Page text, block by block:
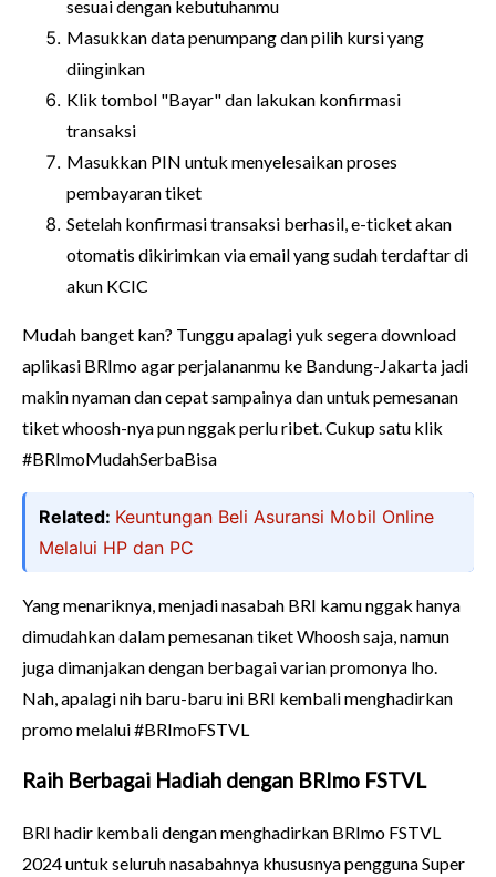
sesuai dengan kebutuhanmu
Masukkan data penumpang dan pilih kursi yang
diinginkan
Klik tombol "Bayar" dan lakukan konfirmasi
transaksi
Masukkan PIN untuk menyelesaikan proses
pembayaran tiket
Setelah konfirmasi transaksi berhasil, e-ticket akan
otomatis dikirimkan via email yang sudah terdaftar di
akun KCIC
Mudah banget kan? Tunggu apalagi yuk segera download
aplikasi BRImo agar perjalananmu ke Bandung-Jakarta jadi
makin nyaman dan cepat sampainya dan untuk pemesanan
tiket whoosh-nya pun nggak perlu ribet. Cukup satu klik
#BRImoMudahSerbaBisa
Related: Keuntungan Beli Asuransi Mobil Online
Melalui HP dan PC
Yang menariknya, menjadi nasabah BRI kamu nggak hanya
dimudahkan dalam pemesanan tiket Whoosh saja, namun
juga dimanjakan dengan berbagai varian promonya lho.
Nah, apalagi nih baru-baru ini BRI kembali menghadirkan
promo melalui #BRImoFSTVL
Raih Berbagai Hadiah dengan BRImo FSTVL
BRI hadir kembali dengan menghadirkan BRImo FSTVL
2024 untuk seluruh nasabahnya khususnya pengguna Super